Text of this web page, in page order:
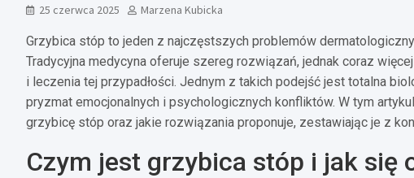
25 czerwca 2025 Marzena Kubicka
Grzybica stóp to jeden z najczęstszych problemów
Tradycyjna medycyna oferuje szereg rozwiązań, jednak coraz
i leczenia tej przypadłości. Jednym z takich podejść jest totalna
pryzmat emocjonalnych i psychologicznych konfliktów. W tym
grzybicę stóp oraz jakie rozwiązania proponuje, zestawiając je z
Czym jest grzybica stóp i jak się